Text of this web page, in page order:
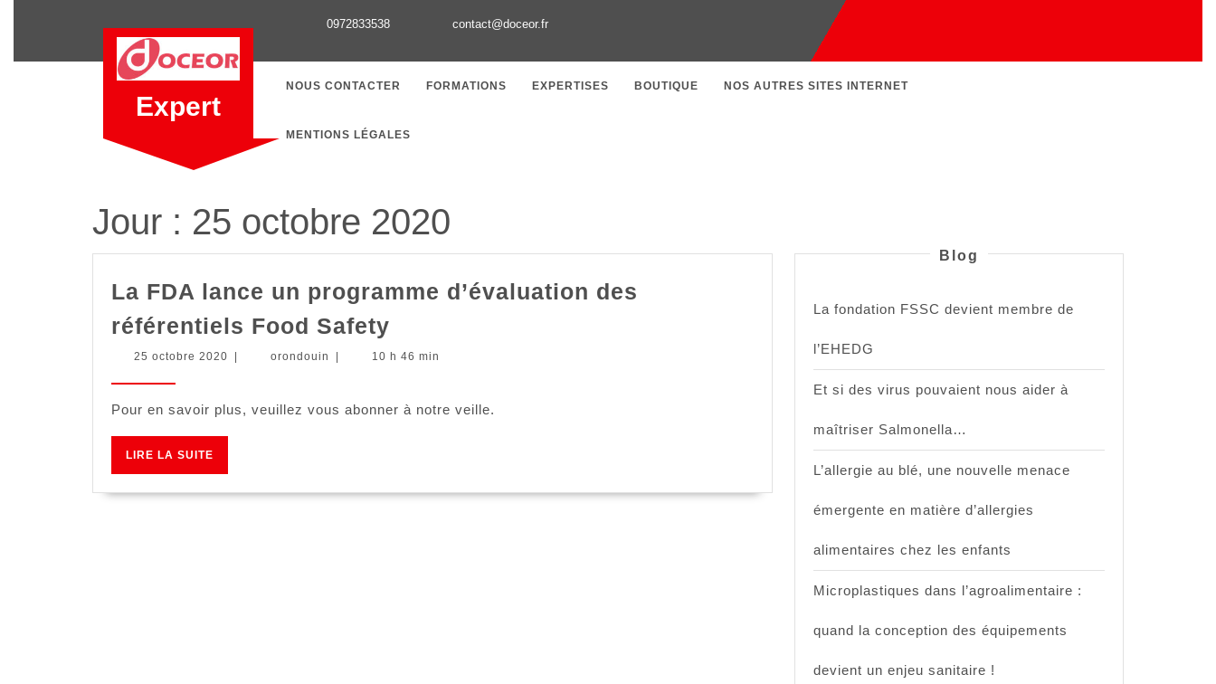
0972833538 contact@doceor.fr
Expert
NOUS CONTACTER FORMATIONS EXPERTISES BOUTIQUE NOS AUTRES SITES INTERNET
MENTIONS LÉGALES
Jour : 25 octobre 2020
La FDA lance un programme d’évaluation des
référentiels Food Safety
FDA
un
25 octobre 2020 25
orondouin orondouin10 h 46 min
Pour en savoir plus, veuillez vous abonner à notre veille.
LIRE LA SUITE
Blog
La fondation FSSC devient membre de
l’EHEDG
Et si des virus pouvaient nous aider à
maîtriser Salmonella…
L’allergie au blé, une nouvelle menace
émergente en matière d’allergies
alimentaires chez les enfants
Microplastiques dans l’agroalimentaire :
quand la conception des équipements
devient un enjeu sanitaire !